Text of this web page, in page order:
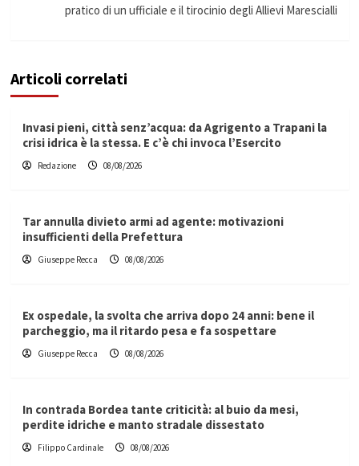
pratico di un ufficiale e il tirocinio degli Allievi Marescialli
Articoli correlati
Invasi pieni, città senz’acqua: da Agrigento a Trapani la
crisi idrica è la stessa. E c’è chi invoca l’Esercito
Redazione 08/08/2026
Tar annulla divieto armi ad agente: motivazioni
insufficienti della Prefettura
Giuseppe Recca 08/08/2026
Ex ospedale, la svolta che arriva dopo 24 anni: bene il
parcheggio, ma il ritardo pesa e fa sospettare
Giuseppe Recca 08/08/2026
In contrada Bordea tante criticità: al buio da mesi,
perdite idriche e manto stradale dissestato
Filippo Cardinale 08/08/2026